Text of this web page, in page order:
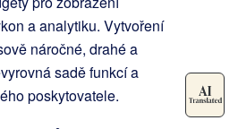
a analytiku. Vytvoření
náročné, drahé a
sadě funkcí a
poskytovatele.